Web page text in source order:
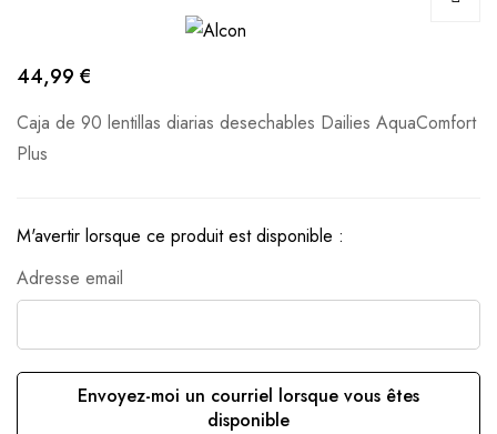
44,99 €
Caja de 90 lentillas diarias desechables Dailies AquaComfort
Plus
M'avertir lorsque ce produit est disponible :
Adresse email
Envoyez-moi un courriel lorsque vous êtes
disponible